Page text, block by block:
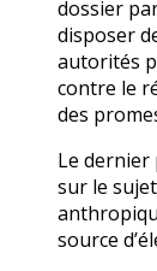
dossier
disposer
autorités
contre le
des
Le dernier
sur le
source